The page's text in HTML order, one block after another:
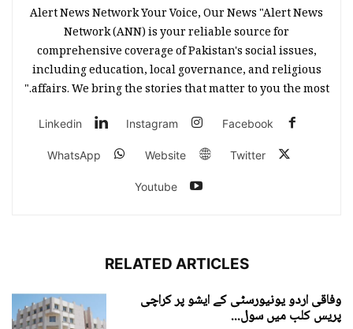
Alert News Network Your Voice, Our News "Alert News
Network (ANN) is your reliable source for
comprehensive coverage of Pakistan's social issues,
including education, local governance, and religious
affairs. We bring the stories that matter to you the most."
Facebook
Instagram
Linkedin
Twitter
Website
WhatsApp
Youtube
RELATED ARTICLES
وفاقی اردو یونیورسٹی کے ایشو پر کراچی
پریس کلب میں سول...